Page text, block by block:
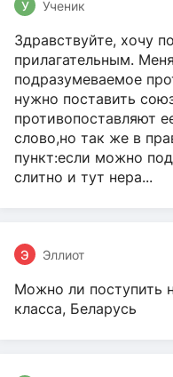
У Ученик
Здравствуйте, хочу
прилагательным.
подразумеваемое
нужно поставить
противопоставляют
слово,но так же в
пункт:если можно
слитно и тут нера...
Э Эллиот
Можно ли поступить
класса, Беларусь